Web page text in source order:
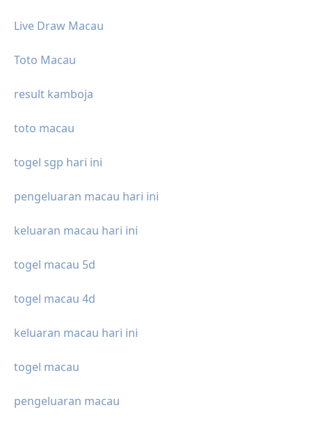
Live Draw Macau
Toto Macau
result kamboja
toto macau
togel sgp hari ini
pengeluaran macau hari ini
keluaran macau hari ini
togel macau 5d
togel macau 4d
keluaran macau hari ini
togel macau
pengeluaran macau